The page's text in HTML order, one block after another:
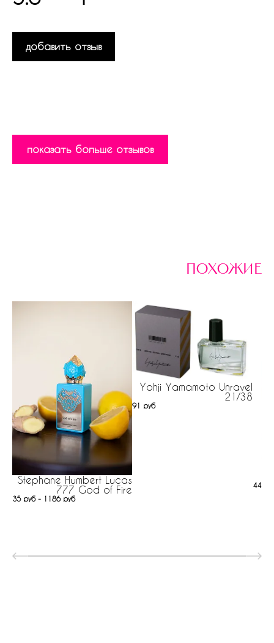
добавить отзыв
показать больше отзывов
похожие
Stephane Humbert Lucas
777 God of Fire
35 руб - 1186 руб
Yohji Yamamoto Unravel
21/38
91 руб
447